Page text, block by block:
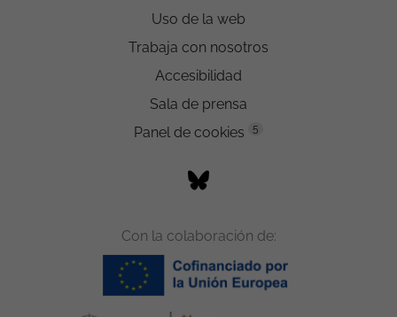
Uso de la web
Trabaja con nosotros
Accesibilidad
Sala de prensa
Panel de cookies
5
Con la colaboración de: